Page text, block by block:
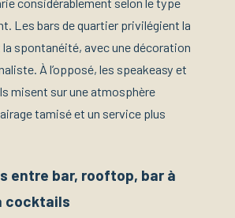
Les bars de quartier privilégient la
spontanéité, avec une décoration
À l’opposé, les speakeasy et
misent sur une atmosphère
tamisé et un service plus
entre bar, rooftop, bar à
cocktails